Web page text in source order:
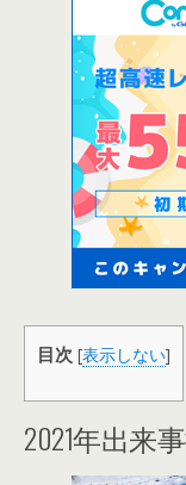
目次 [表示しない]
2021年出来